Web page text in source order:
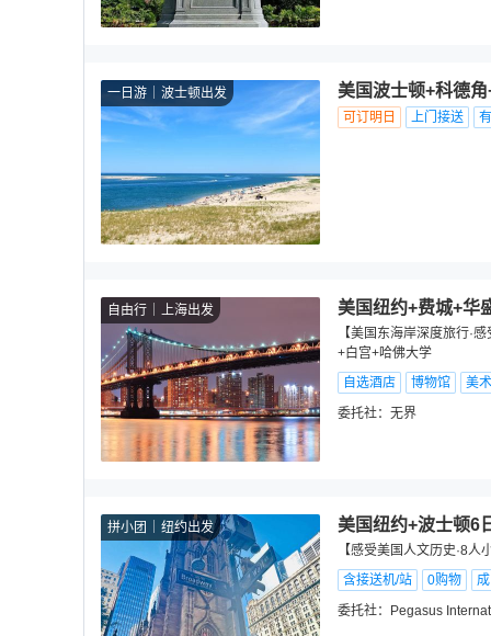
一日游 波士顿出发 美国波士顿+科德
可订明日 上门接送
自由行 上海出发 美国纽约+费城+华
【美国东海岸深度旅行·
+白宫+哈佛大学
自选酒店
博物馆
美
委托社： 无界
拼小团 纽约出发 美国纽约+波士顿6
【感受美国人文历史·8
含接送机/站
0购物
委托社：
Pegasus